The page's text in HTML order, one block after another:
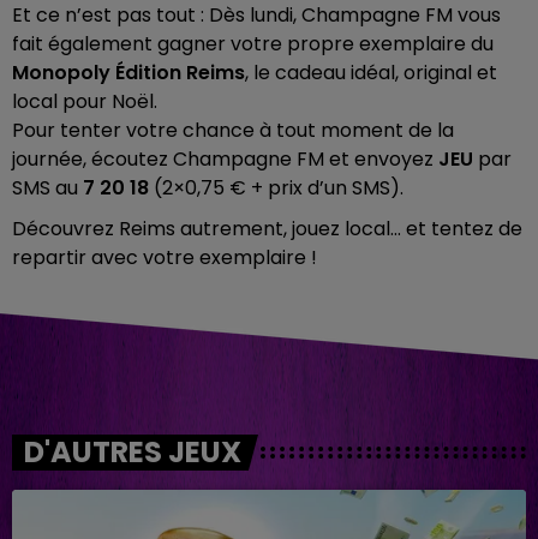
Et ce n’est pas tout : Dès lundi, Champagne FM vous
fait également gagner votre propre exemplaire du
Monopoly Édition Reims, le cadeau idéal, original et
local pour Noël.
Pour tenter votre chance à tout moment de la
journée, écoutez Champagne FM et envoyez JEU par
SMS au 7 20 18 (2×0,75 € + prix d’un SMS).
Découvrez Reims autrement, jouez local… et tentez de
repartir avec votre exemplaire !
D'AUTRES JEUX